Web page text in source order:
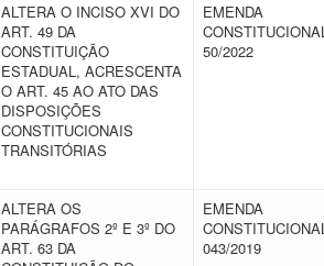
ALTERA O INCISO XVI DO
ART. 49 DA
CONSTITUIÇÃO
ESTADUAL, ACRESCENTA
O ART. 45 AO ATO DAS
DISPOSIÇÕES
CONSTITUCIONAIS
TRANSITÓRIAS
EMENDA
50/2022
ALTERA OS
PARÁGRAFOS 2º E 3º DO
ART. 63 DA
EMENDA
043/2019